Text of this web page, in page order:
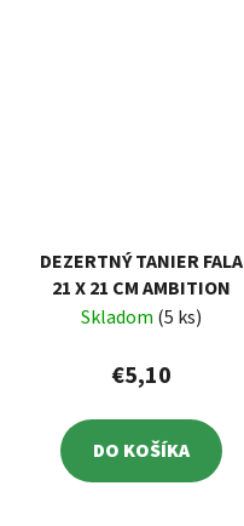
DEZERTNÝ TANIER FALA
21 X 21 CM AMBITION
Skladom (5 ks)
€5,10
DO KOŠÍKA